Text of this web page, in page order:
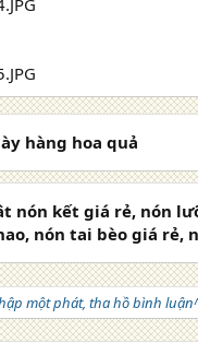
hàng hoa quả
nón kết giá rẻ, nón
nón tai bèo giá rẻ,
một phát, tha hồ bình